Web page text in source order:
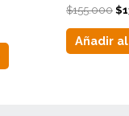
$155.000 $
Añadir